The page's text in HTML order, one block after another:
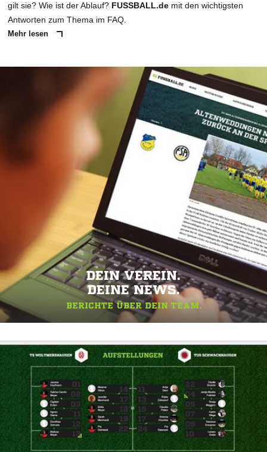
gilt sie? Wie ist der Ablauf? FUSSBALL.de mit den wichtigsten
Antworten zum Thema im FAQ.
Mehr lesen
DEIN VEREIN.
DEINE NEWS.
BERICHTE ÜBER DEIN TEAM.